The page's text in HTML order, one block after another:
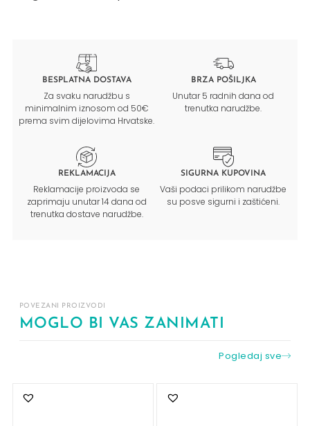
BESPLATNA DOSTAVA
Za svaku narudžbu s
minimalnim iznosom od 50€
prema svim dijelovima Hrvatske.
BRZA POŠILJKA
Unutar 5 radnih dana od
trenutka narudžbe.
REKLAMACIJA
Reklamacije proizvoda se
zaprimaju unutar 14 dana od
trenutka dostave narudžbe.
SIGURNA KUPOVINA
Vaši podaci prilikom narudžbe
su posve sigurni i zaštićeni.
POVEZANI PROIZVODI
MOGLO BI VAS ZANIMATI
Pogledaj sve